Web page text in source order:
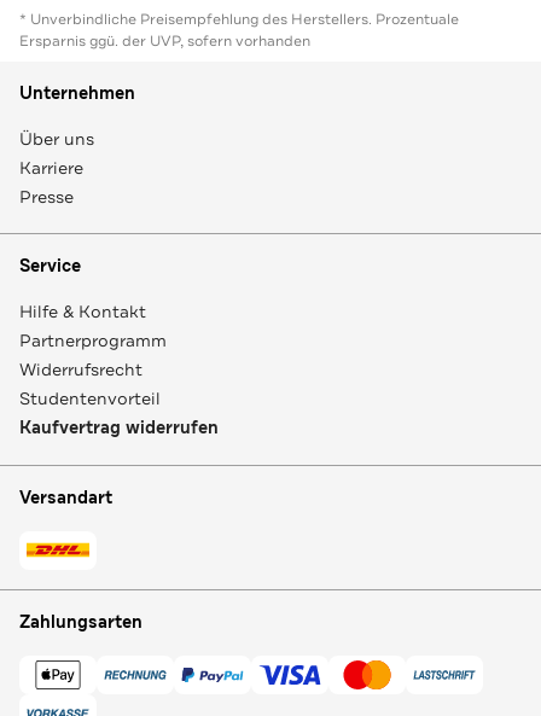
* Unverbindliche Preisempfehlung des Herstellers. Prozentuale
Ersparnis ggü. der UVP, sofern vorhanden
Unternehmen
Über uns
Karriere
Presse
Service
Hilfe & Kontakt
Partnerprogramm
Widerrufsrecht
Studentenvorteil
Kaufvertrag widerrufen
Versandart
Zahlungsarten